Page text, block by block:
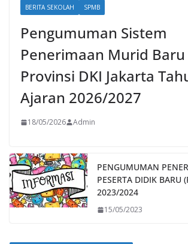
BERITA SEKOLAH SPMB
Pengumuman Sistem
Penerimaan Murid Baru
Provinsi DKI Jakarta
Ajaran 2026/2027
18/05/2026 Admin
PENGUMUMAN
PESERTA DIDIK BARU
2023/2024
15/05/2023